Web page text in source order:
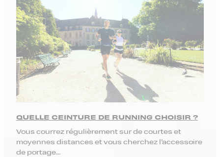
QUELLE CEINTURE DE RUNNING CHOISIR ?
Vous courrez régulièrement sur de courtes et
moyennes distances et vous cherchez l’accessoire
de portage...